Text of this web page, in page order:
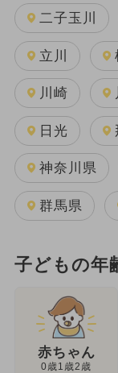
二子玉川
立川
川崎
日光
神奈川県
群馬県
子どもの年
赤ちゃん
0歳1歳2歳